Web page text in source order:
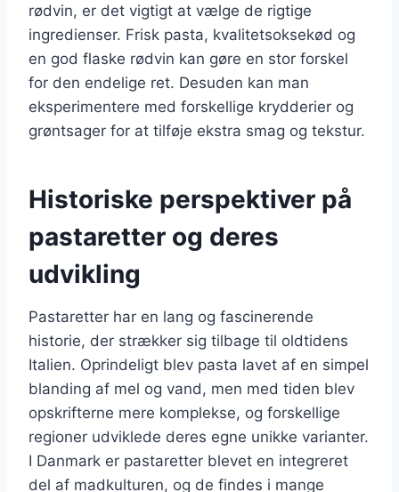
rødvin, er det vigtigt at vælge de rigtige
ingredienser. Frisk pasta, kvalitetsoksekød og
en god flaske rødvin kan gøre en stor forskel
for den endelige ret. Desuden kan man
eksperimentere med forskellige krydderier og
grøntsager for at tilføje ekstra smag og tekstur.
Historiske perspektiver på
pastaretter og deres
udvikling
Pastaretter har en lang og fascinerende
historie, der strækker sig tilbage til oldtidens
Italien. Oprindeligt blev pasta lavet af en simpel
blanding af mel og vand, men med tiden blev
opskrifterne mere komplekse, og forskellige
regioner udviklede deres egne unikke varianter.
I Danmark er pastaretter blevet en integreret
del af madkulturen, og de findes i mange